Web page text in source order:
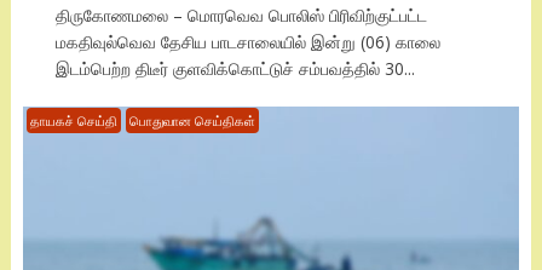
திருகோணமலை – மொரவெவ பொலிஸ் பிரிவிற்குட்பட்ட
மகதிவுல்வெவ தேசிய பாடசாலையில் இன்று (06) காலை
இடம்பெற்ற திடீர் குளவிக்கொட்டுச் சம்பவத்தில் 30...
தாயகச் செய்தி பொதுவான செய்திகள்